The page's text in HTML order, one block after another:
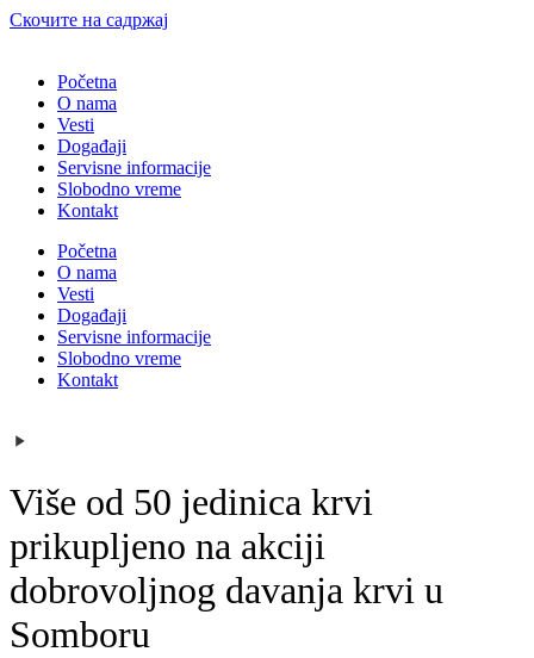
Скочите на садржај
Početna
O nama
Vesti
Događaji
Servisne informacije
Slobodno vreme
Kontakt
Početna
O nama
Vesti
Događaji
Servisne informacije
Slobodno vreme
Kontakt
Više od 50 jedinica krvi
prikupljeno na akciji
dobrovoljnog davanja krvi u
Somboru